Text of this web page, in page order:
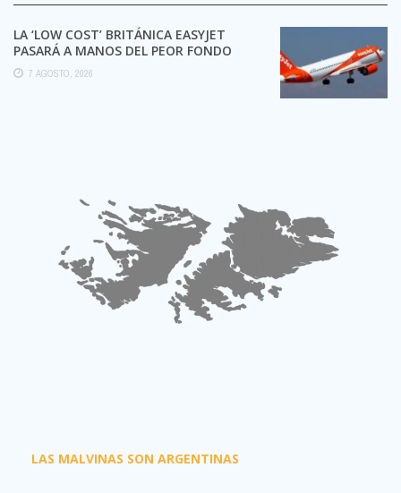
LA ‘LOW COST’ BRITÁNICA EASYJET
PASARÁ A MANOS DEL PEOR FONDO
POSIBLE:
7 AGOSTO, 2026
LAS MALVINAS SON ARGENTINAS